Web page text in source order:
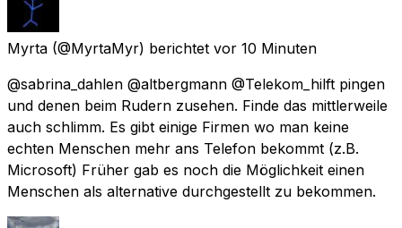
Myrta (@MyrtaMyr) berichtet vor 10 Minuten
@sabrina_dahlen @altbergmann @Telekom_hilft pingen
und denen beim Rudern zusehen. Finde das mittlerweile
auch schlimm. Es gibt einige Firmen wo man keine
echten Menschen mehr ans Telefon bekommt (z.B.
Microsoft) Früher gab es noch die Möglichkeit einen
Menschen als alternative durchgestellt zu bekommen.